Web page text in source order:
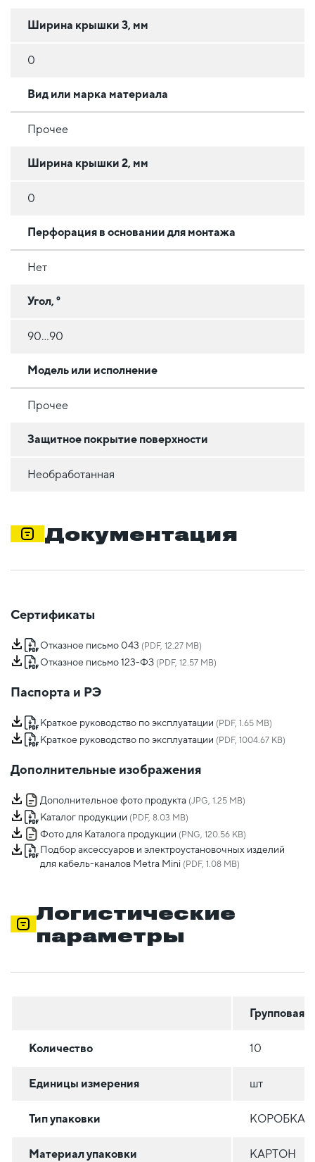
Ширина крышки 3, мм
0
Вид или марка материала
Прочее
Ширина крышки 2, мм
0
Перфорация в основании для монтажа
Нет
Угол, °
90...90
Модель или исполнение
Прочее
Защитное покрытие поверхности
Необработанная
Документация
Сертификаты
Отказное письмо 043 (PDF, 12.27 MB)
Отказное письмо 123-ФЗ (PDF, 12.57 MB)
Паспорта и РЭ
Краткое руководство по эксплуатации (PDF, 1.65 MB)
Краткое руководство по эксплуатации (PDF, 1004.67 KB)
Дополнительные изображения
Дополнительное фото продукта (JPG, 1.25 MB)
Каталог продукции (PDF, 8.03 MB)
Фото для Каталога продукции (PNG, 120.56 KB)
Подбор аксессуаров и электроустановочных изделий
для кабель-каналов Metra Mini (PDF, 1.08 MB)
Логистические
параметры
Групповая
Количество 10
Единицы измерения шт
Тип упаковки КОРОБКА/
Материал упаковки КАРТОН